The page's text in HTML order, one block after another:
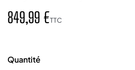
849,99 €TTC
Quantité